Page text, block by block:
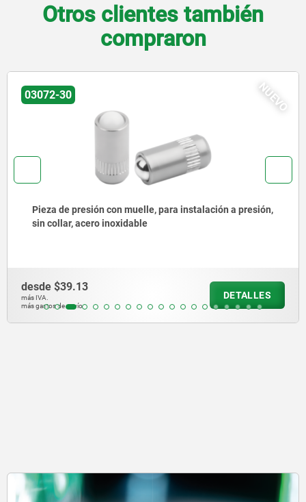
Otros clientes también
compraron
NUEVO
03072-30
Pieza de presión con muelle, para instalación a presión,
sin collar, acero inoxidable
desde $39.13
más IVA.
más gastos de envío
DETALLES